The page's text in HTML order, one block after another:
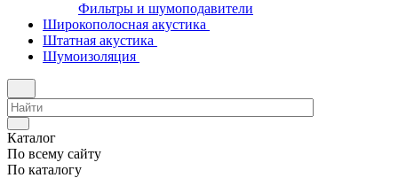
Фильтры и шумоподавители
Широкополосная акустика
Штатная акустика
Шумоизоляция
Каталог
По всему сайту
По каталогу